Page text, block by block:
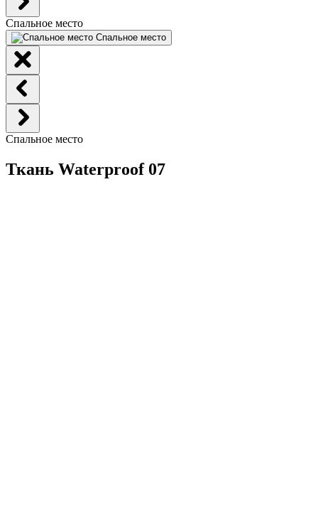
Спальное место
Спальное место
Спальное место
Ткань Waterproof 07